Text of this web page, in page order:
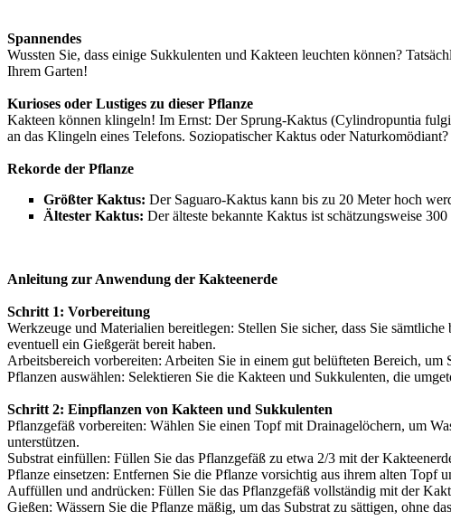
Spannendes
Wussten Sie, dass einige Sukkulenten und Kakteen leuchten können?
Ihrem Garten!
Kurioses oder Lustiges zu dieser Pflanze
Kakteen können klingeln! Im Ernst: Der Sprung-Kaktus (Cylindropuntia
an das Klingeln eines Telefons. Soziopatischer Kaktus oder Naturkomödiant?
Rekorde der Pflanze
Größter Kaktus: Der Saguaro-Kaktus kann bis zu 20 Meter hoch
Ältester Kaktus: Der älteste bekannte Kaktus ist schätzungsweise
Anleitung zur Anwendung der Kakteenerde
Schritt 1: Vorbereitung
Werkzeuge und Materialien bereitlegen: Stellen Sie sicher, dass Sie
eventuell ein Gießgerät bereit haben.
Arbeitsbereich vorbereiten: Arbeiten Sie in einem gut belüfteten Bereich,
Pflanzen auswählen: Selektieren Sie die Kakteen und Sukkulenten, die
Schritt 2: Einpflanzen von Kakteen und Sukkulenten
Pflanzgefäß vorbereiten: Wählen Sie einen Topf mit Drainagelöchern, um
unterstützen.
Substrat einfüllen: Füllen Sie das Pflanzgefäß zu etwa 2/3 mit der
Pflanze einsetzen: Entfernen Sie die Pflanze vorsichtig aus ihrem alten
Auffüllen und andrücken: Füllen Sie das Pflanzgefäß vollständig mit der
Gießen: Wässern Sie die Pflanze mäßig, um das Substrat zu sättigen, ohne